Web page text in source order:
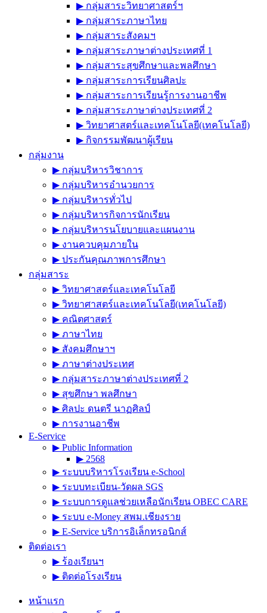
▶︎ กลุ่มสาระวิทยาศาสตร์ฯ
▶︎ กลุ่มสาระภาษาไทย
▶︎ กลุ่มสาระสังคมฯ
▶︎ กลุ่มสาระภาษาต่างประเทศที่ 1
▶︎ กลุ่มสาระสุขศึกษาและพลศึกษา
▶︎ กลุ่มสาระการเรียนศิลปะ
▶︎ กลุ่มสาระการเรียนรู้การงานอาชีพ
▶︎ กลุ่มสาระภาษาต่างประเทศที่ 2
▶︎ วิทยาศาสตร์และเทคโนโลยี(เทคโนโลยี)
▶︎ กิจกรรมพัฒนาผู้เรียน
กลุ่มงาน
▶︎ กลุ่มบริหารวิชาการ
▶︎ กลุ่มบริหารอำนวยการ
▶︎ กลุ่มบริหารทั่วไป
▶︎ กลุ่มบริหารกิจการนักเรียน
▶︎ กลุ่มบริหารนโยบายและแผนงาน
▶︎ งานควบคุมภายใน
▶︎ ประกันคุณภาพการศึกษา
กลุ่มสาระ
▶︎ วิทยาศาสตร์และเทคโนโลยี
▶︎ วิทยาศาสตร์และเทคโนโลยี(เทคโนโลยี)
▶︎ คณิตศาสตร์
▶︎ ภาษาไทย
▶︎ สังคมศึกษาฯ
▶︎ ภาษาต่างประเทศ
▶︎ กลุ่มสาระภาษาต่างประเทศที่ 2
▶︎ สุขศึกษา พลศึกษา
▶︎ ศิลปะ ดนตรี นาฏศิลป์
▶︎ การงานอาชีพ
E-Service
▶︎ Public Information
▶︎ 2568
▶︎ ระบบบริหารโรงเรียน e-School
▶︎ ระบบทะเบียน-วัดผล SGS
▶︎ ระบบการดูแลช่วยเหลือนักเรียน OBEC CARE
▶︎ ระบบ e-Money สพม.เชียงราย
▶︎ E-Service บริการอิเล็กทรอนิกส์
ติดต่อเรา
▶︎ ร้องเรียนฯ
▶︎ ติดต่อโรงเรียน
หน้าแรก